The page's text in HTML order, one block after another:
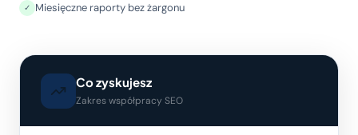
✓ Miesięczne raporty bez żargonu
Co zyskujesz
Zakres współpracy SEO